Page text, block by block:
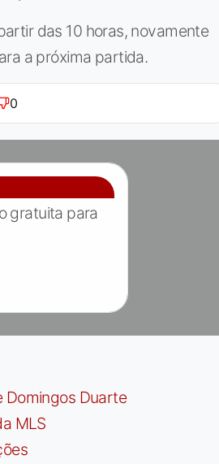
das 10 horas, novamente
a próxima partida.
0
gratuita para
Domingos Duarte
MLS